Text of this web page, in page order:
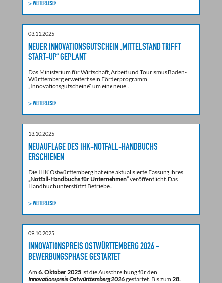
> WEITERLESEN
03.11.2025
NEUER INNOVATIONSGUTSCHEIN „MITTELSTAND TRIFFT
START-UP“ GEPLANT
Das Ministerium für Wirtschaft, Arbeit und Tourismus Baden-
Württemberg erweitert sein Förderprogramm
„Innovationsgutscheine“ um eine neue…
> WEITERLESEN
13.10.2025
NEUAUFLAGE DES IHK-NOTFALL-HANDBUCHS
ERSCHIENEN
Die IHK Ostwürttemberg hat eine aktualisierte Fassung ihres
„Notfall-Handbuchs für Unternehmen“veröffentlicht. Das
Handbuch unterstützt Betriebe…
> WEITERLESEN
09.10.2025
INNOVATIONSPREIS OSTWÜRTTEMBERG 2026 -
BEWERBUNGSPHASE GESTARTET
Am6. Oktober 2025ist die Ausschreibung für den
Innovationspreis Ostwürttemberg 2026gestartet. Bis zum 28.